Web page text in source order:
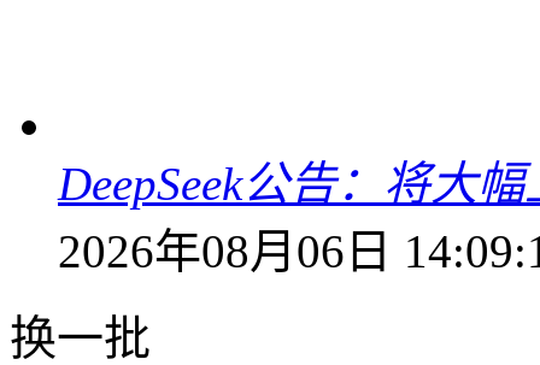
DeepSeek公告：将大
2026年08月06日
换一批